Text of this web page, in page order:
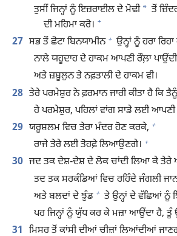
ਤੁਸੀਂ ਜਿਨ੍ਹਾਂ ਨੂੰ ਇਜ਼ਰਾਈਲ ਦੇ ਮੋਢੀ * ਤੋਂ
ਦੀ ਮਹਿਮਾ ਕਰੋ। +
27 ਸਭ ਤੋਂ ਛੋਟਾ ਬਿਨਯਾਮੀਨ + ਉਨ੍ਹਾਂ ਨੂੰ ਹਰਾ
ਨਾਲੇ ਯਹੂਦਾਹ ਦੇ ਹਾਕਮ ਆਪਣੀ ਰੌਲ਼ਾ
ਅਤੇ ਜ਼ਬੂਲੁਨ ਤੇ ਨਫ਼ਤਾਲੀ ਦੇ ਹਾਕਮ ਵੀ।
28 ਤੇਰੇ ਪਰਮੇਸ਼ੁਰ ਨੇ ਫ਼ਰਮਾਨ ਜਾਰੀ ਕੀਤਾ ਹੈ ਕਿ
ਹੇ ਪਰਮੇਸ਼ੁਰ, ਪਹਿਲਾਂ ਵਾਂਗ ਸਾਡੇ ਲਈ ਆਪਣੀ
29 ਯਰੂਸ਼ਲਮ ਵਿਚ ਤੇਰਾ ਮੰਦਰ ਹੋਣ ਕਰਕੇ, +
ਰਾਜੇ ਤੇਰੇ ਲਈ ਤੋਹਫ਼ੇ ਲਿਆਉਣਗੇ। +
30 ਜਦ ਤਕ ਦੇਸ਼-ਦੇਸ਼ ਦੇ ਲੋਕ ਚਾਂਦੀ ਲਿਆ ਕੇ ਤੇਰੇ
ਤਦ ਤਕ ਸਰਕੰਡਿਆਂ ਵਿਚ ਰਹਿੰਦੇ ਜੰਗਲੀ
ਅਤੇ ਬਲਦਾਂ ਦੇ ਝੁੰਡ + ਤੇ ਉਨ੍ਹਾਂ ਦੇ ਵੱਛਿਆਂ ਨੂੰ
ਪਰ ਜਿਨ੍ਹਾਂ ਨੂੰ ਯੁੱਧ ਕਰ ਕੇ ਮਜ਼ਾ ਆਉਂਦਾ ਹੈ, ਤੂੰ
31 ਮਿਸਰ ਤੋਂ ਕਾਂਸੀ ਦੀਆਂ ਚੀਜ਼ਾਂ ਲਿਆਂਦੀਆਂ